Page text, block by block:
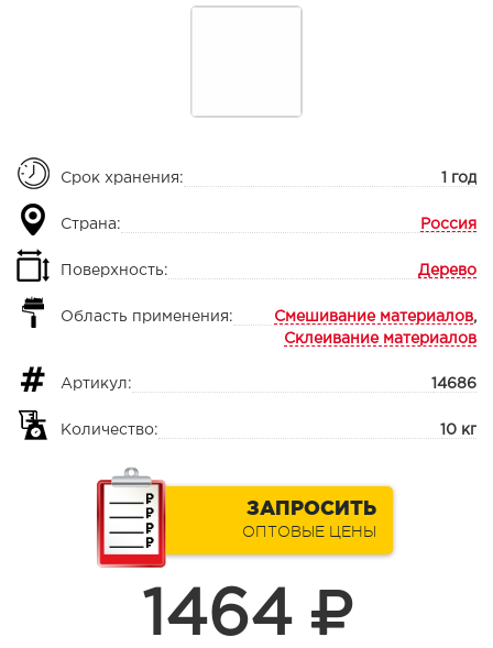
Срок хранения: 1 год
Страна: Россия
Поверхность: Дерево
Область применения: Смешивание материалов,
Склеивание материалов
Артикул: 14686
Количество: 10 кг
ЗАПРОСИТЬ
ОПТОВЫЕ ЦЕНЫ
1464